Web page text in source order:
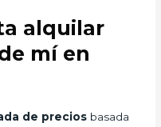
alquilar
mí en
de precios basada